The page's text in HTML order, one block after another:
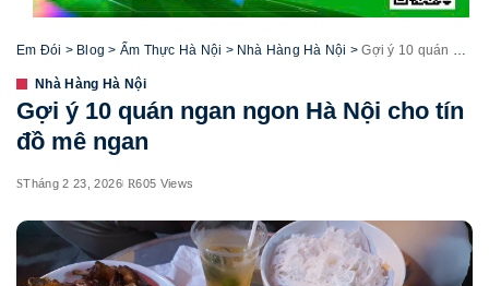
Em Đói > Blog > Ẩm Thực Hà Nội > Nhà Hàng Hà Nội >Gợi ý 10 quán ngan ngon Hà Nội cho tín đồ mê ngan
Nhà Hàng Hà Nội
Gợi ý 10 quán ngan ngon Hà Nội cho tín
đồ mê ngan
Tháng 2 23, 2026 605 Views